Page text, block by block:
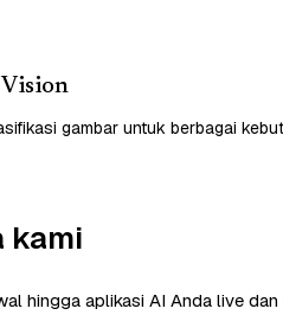
gambar untuk berbagai
kami
hingga aplikasi AI Anda live dan